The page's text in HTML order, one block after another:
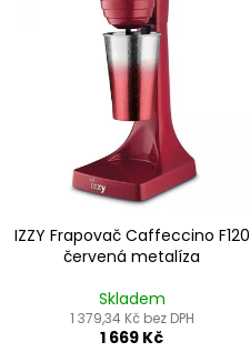
IZZY Frapovač Caffeccino F120
červená metalíza
Skladem
1 379,34 Kč bez DPH
1 669 Kč